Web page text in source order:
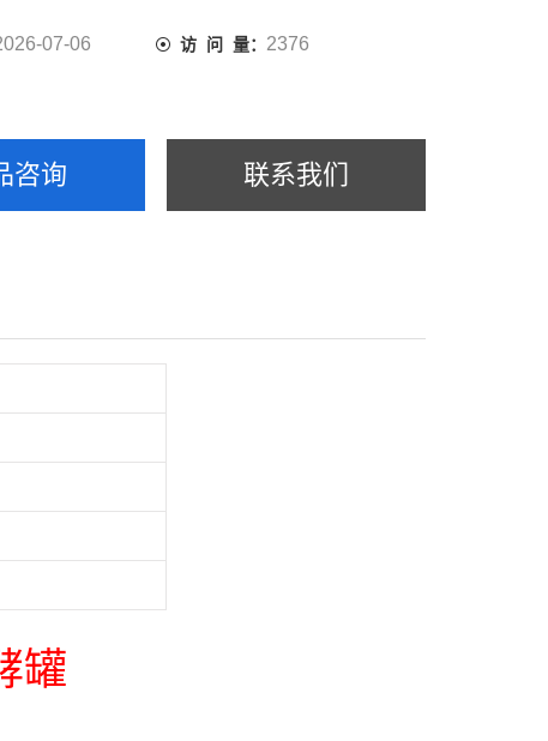
07-06 访 问 量： 2376
咨询 联系我们
罐